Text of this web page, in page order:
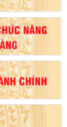
điều của Luật
thuê đất)